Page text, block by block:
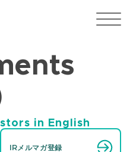
in English
IRメルマガ登録